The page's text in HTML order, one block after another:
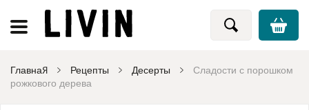
Главная Рецепты Десерты
Сладости с порошком
рожкового дерева